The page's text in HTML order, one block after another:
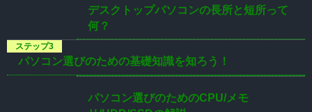
デスクトップパソコンの長所と短所って
何？
パソコン選びのための基礎知識を知ろう！
パソコン選びのためのCPU/メモ